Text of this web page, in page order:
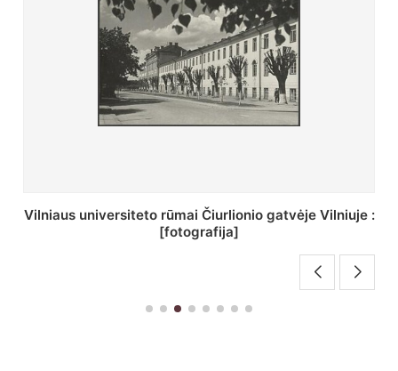
St. Batoro universiteto J. Pilsudskio kolegija :
[fotografija]